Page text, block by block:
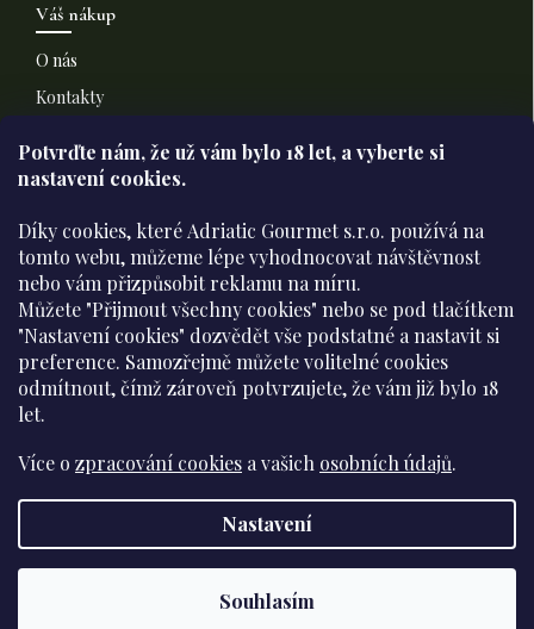
Potvrďte nám​​, že už vám bylo 18 let, a vyberte si
nastavení cookies.
Díky cookies, které Adriatic Gourmet s.r.o. používá na
tomto webu, můžeme lépe vyhodnocovat návštěvnost
nebo vám přizpůsobit reklamu na míru.
Můžete "Přijmout všechny cookies" nebo se pod tlačítkem
"Nastavení cookies" dozvědět vše podstatné a nastavit si
preference. Samozřejmě můžete volitelné cookies
odmítnout, čímž zároveň potvrzujete, že vám již bylo 18
let.
Více o zpracování cookies a vašich osobních údajů.
Nastavení
Souhlasím
Doprava zdarma od 1 500 Kč · Expedice do 24 hodin ·
Prémiové delikatesy přímo od výrobců
Váš nákup
O nás
Kontakty
Všeobecné obchodní podmínky
Podmínky ochrany osobních údajů
Moje objednávka
Přijímáme online platby
nastavení cookies